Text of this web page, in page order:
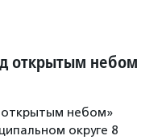
открытым небом
открытым небом»
округе 8